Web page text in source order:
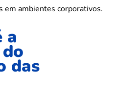
em ambientes corporativos.
a
das